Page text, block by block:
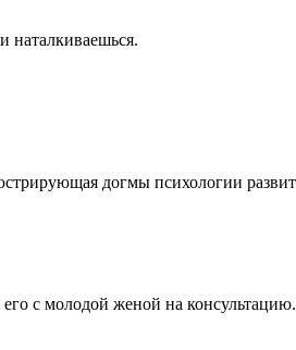
в экзистенции
догмы психологии
с молодой женой на